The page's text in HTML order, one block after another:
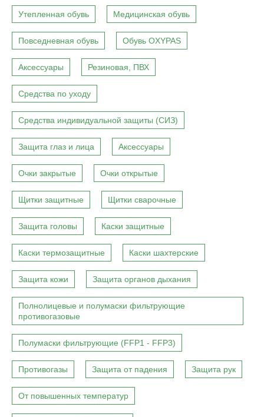
Утепленная обувь Медицинская обувь
Повседневная обувь Обувь OXYPAS
Аксессуары Резиновая, ПВХ
Средства по уходу
Средства индивидуальной защиты (СИЗ)
Защита глаз и лица Аксессуары
Очки закрытые Очки открытые
Щитки защитные Щитки сварочные
Защита головы Каски защитные
Каски термозащитные Каски шахтерские
Защита кожи Защита органов дыхания
Полнолицевые и полумаски фильтрующие
противогазовые
Полумаски фильтрующие (FFP1 - FFP3)
Противогазы Защита от падения Защита рук
От повышенных температур